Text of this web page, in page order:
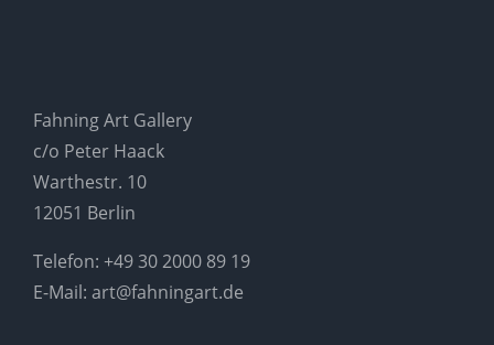
Fahning Art Gallery
c/o Peter Haack
Warthestr. 10
12051 Berlin
Telefon: +49 30 2000 89 19
E-Mail: art@fahningart.de